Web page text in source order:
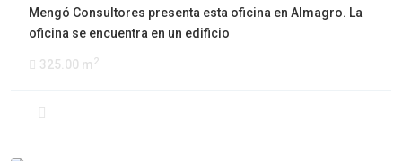
Mengó Consultores presenta esta oficina en Almagro. La
oficina se encuentra en un edificio
325.00 m 2